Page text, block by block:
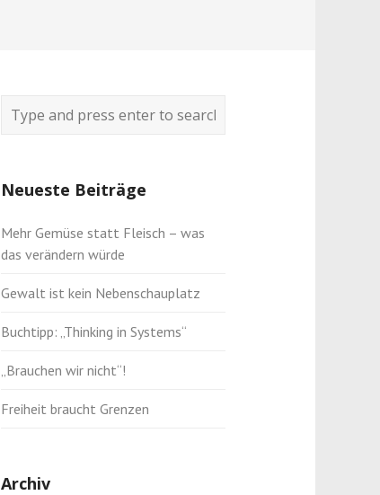
Neueste Beiträge
Mehr Gemüse statt Fleisch – was
das verändern würde
Gewalt ist kein Nebenschauplatz
Buchtipp: „Thinking in Systems“
„Brauchen wir nicht“!
Freiheit braucht Grenzen
Archiv